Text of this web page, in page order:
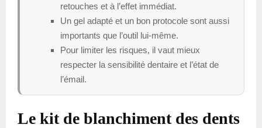
retouches et à l’effet immédiat.
Un gel adapté et un bon protocole sont aussi
importants que l’outil lui-même.
Pour limiter les risques, il vaut mieux
respecter la sensibilité dentaire et l’état de
l’émail.
Le kit de blanchiment des dents